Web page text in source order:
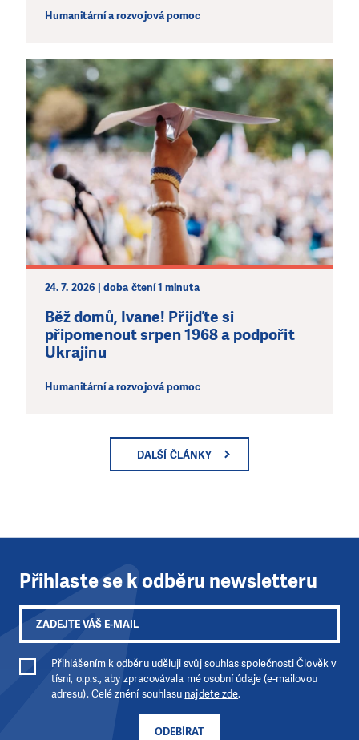
Humanitární a rozvojová pomoc
24. 7. 2026 | doba čtení 1 minuta
Běž domů, Ivane! Přijďte si
připomenout srpen 1968 a podpořit
Ukrajinu
Humanitární a rozvojová pomoc
DALŠÍ ČLÁNKY
Přihlaste se k odběru newsletteru
ODEBÍRAT
Přihlášením k odběru uděluji svůj souhlas společnosti Člověk v
tísni, o.p.s., aby zpracovávala mé osobní údaje (e-mailovou
adresu). Celé znění souhlasu najdete zde.